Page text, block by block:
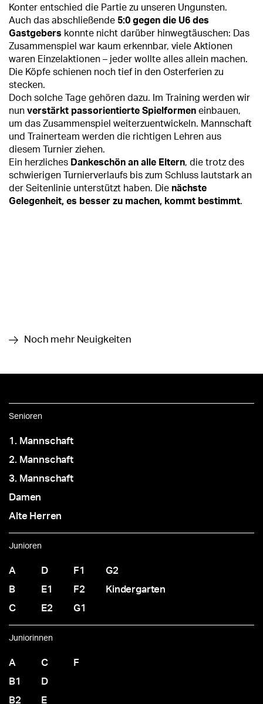
Konter entschied die Partie zu unseren Ungunsten.
Auch das abschließende 5:0 gegen die U6 des
Gastgebers konnte nicht darüber hinwegtäuschen: Das
Zusammenspiel war kaum erkennbar, viele Aktionen
waren Einzelaktionen – jeder wollte alles allein machen.
Die Köpfe schienen noch tief in den Osterferien zu
stecken.
Doch solche Tage gehören dazu. Im Training werden wir
nun verstärkt passorientierte Spielformen einbauen,
um das Zusammenspiel weiterzuentwickeln. Mannschaft
und Trainerteam werden die richtigen Lehren aus
diesem Turnier ziehen.
Ein herzliches Dankeschön an alle Eltern, die trotz des
schwierigen Turnierverlaufs bis zum Schluss lautstark an
der Seitenlinie unterstützt haben. Die nächste
Gelegenheit, es besser zu machen, kommt bestimmt.
Noch mehr Neuigkeiten
Senioren
1. Mannschaft
2. Mannschaft
3. Mannschaft
Damen
Alte Herren
Junioren
A
B
C
D
E1
E2
F1
F2
G1
G2
Kindergarten
Juniorinnen
A
B1
B2
C
D
E
F